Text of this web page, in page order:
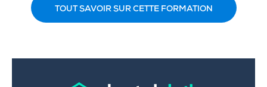
TOUT SAVOIR SUR CETTE FORMATION